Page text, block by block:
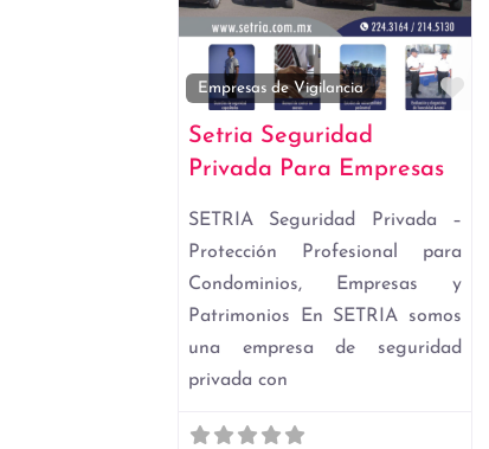
Empresas de Vigilancia
Setria Seguridad
Privada Para Empresas
SETRIA Seguridad Privada –
Protección Profesional para
Condominios, Empresas y
Patrimonios En SETRIA somos
una empresa de seguridad
privada con